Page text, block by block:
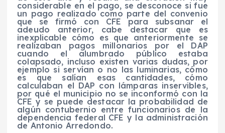
considerable en el pago, se desconoce si fue
un pago realizado como parte del convenio
que se firmó con CFE para subsanar el
adeudo anterior, cabe destacar que es
inexplicable cómo es que anteriormente se
realizaban pagos millonarios por el DAP
cuando el alumbrado público estaba
colapsado, incluso existen varias dudas, por
ejemplo si servían o no las luminarias, cómo
es que salían esas cantidades, cómo
calculaban el DAP con lámparas inservibles,
por qué el municipio no se inconformó con la
CFE y se puede destacar la probabilidad de
algún contubernio entre funcionarios de la
dependencia federal CFE y la administración
de Antonio Arredondo.